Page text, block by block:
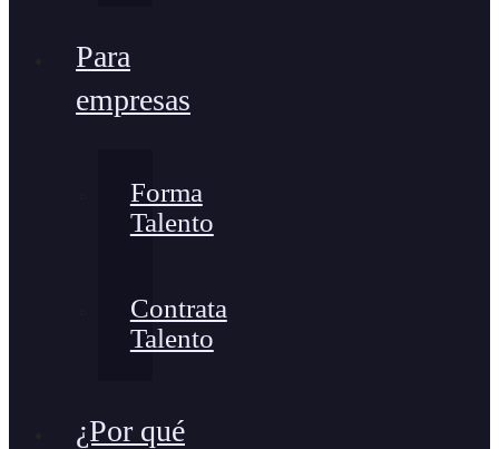
Para
empresas
Forma
Talento
Contrata
Talento
¿Por qué